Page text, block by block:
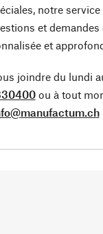
notre
et demandes
et
joindre du lundi
ou à tout